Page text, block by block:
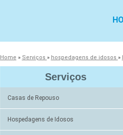
Home » Serviços » hospedagens de idosos »
Serviços
Casas de Repouso
Hospedagens de Idosos